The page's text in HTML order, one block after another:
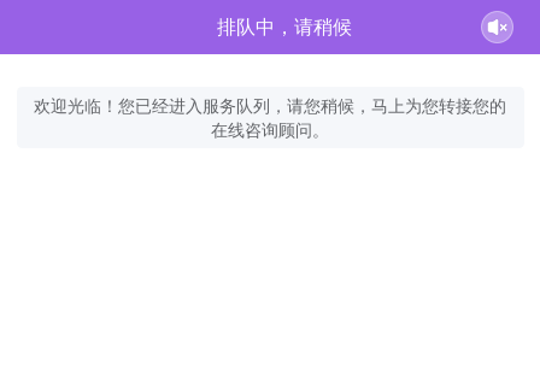
排队中，请稍候
欢迎光临！您已经进入服务队列，请您稍候，马上为您转接您的
在线咨询顾问。